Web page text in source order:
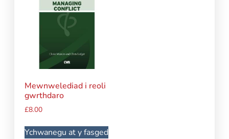
Mewnwelediad i reoli
gwrthdaro
£8.00
Ychwanegu at y fasged